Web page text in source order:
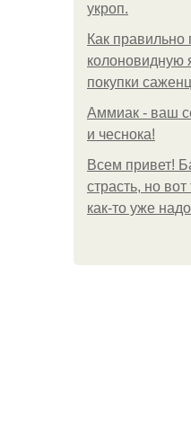
укроп.
Как правильно
колоновидную
покупки
Аммиак - ваш
и чеснока!
Всем привет!
страсть, но вот
как-то уже